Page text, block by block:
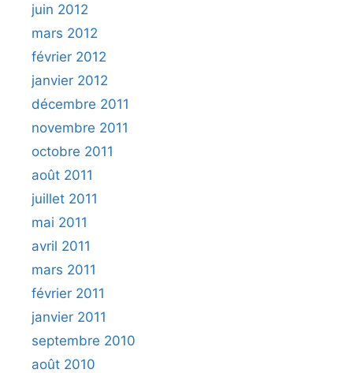
juin 2012
mars 2012
février 2012
janvier 2012
décembre 2011
novembre 2011
octobre 2011
août 2011
juillet 2011
mai 2011
avril 2011
mars 2011
février 2011
janvier 2011
septembre 2010
août 2010